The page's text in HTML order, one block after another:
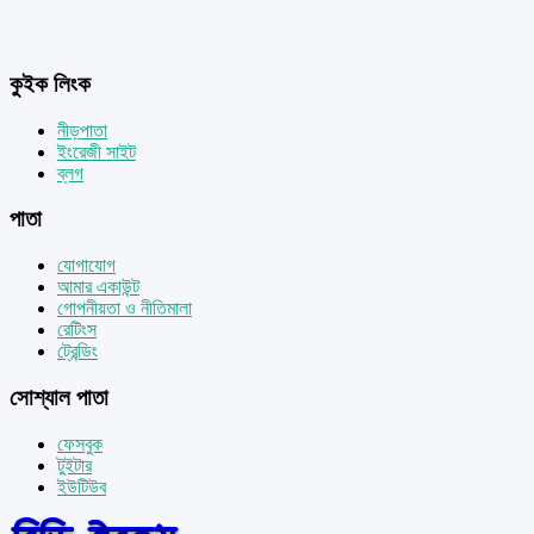
কুইক লিংক
নীড়পাতা
ইংরেজী সাইট
ব্লগ
পাতা
যোগাযোগ
আমার একাউন্ট
গোপনীয়তা ও নীতিমালা
রেটিংস
ট্রেন্ডিং
সোশ্যাল পাতা
ফেসবুক
টুইটার
ইউটিউব